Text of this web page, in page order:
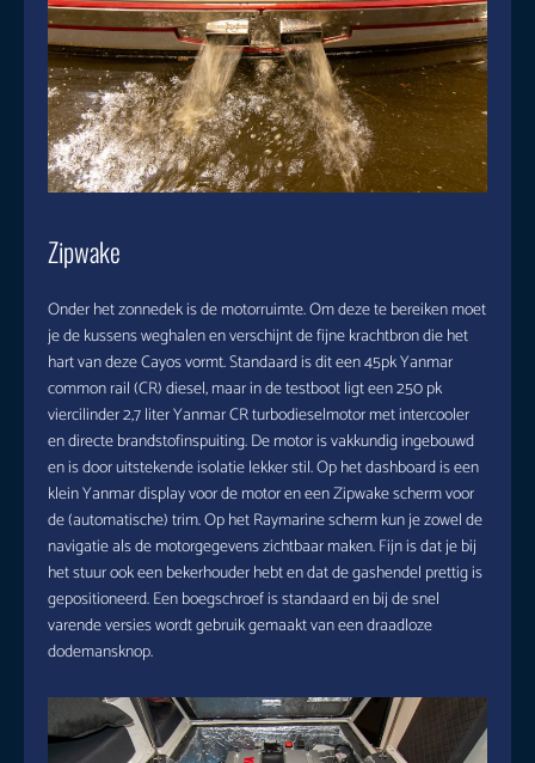
Zipwake
Onder het zonnedek is de motorruimte. Om deze te bereiken moet
je de kussens weghalen en verschijnt de fijne krachtbron die het
hart van deze Cayos vormt. Standaard is dit een 45pk Yanmar
common rail (CR) diesel, maar in de testboot ligt een 250 pk
viercilinder 2,7 liter Yanmar CR turbodieselmotor met intercooler
en directe brandstofinspuiting. De motor is vakkundig ingebouwd
en is door uitstekende isolatie lekker stil. Op het dashboard is een
klein Yanmar display voor de motor en een Zipwake scherm voor
de (automatische) trim. Op het Raymarine scherm kun je zowel de
navigatie als de motorgegevens zichtbaar maken. Fijn is dat je bij
het stuur ook een bekerhouder hebt en dat de gashendel prettig is
gepositioneerd. Een boegschroef is standaard en bij de snel
varende versies wordt gebruik gemaakt van een draadloze
dodemansknop.